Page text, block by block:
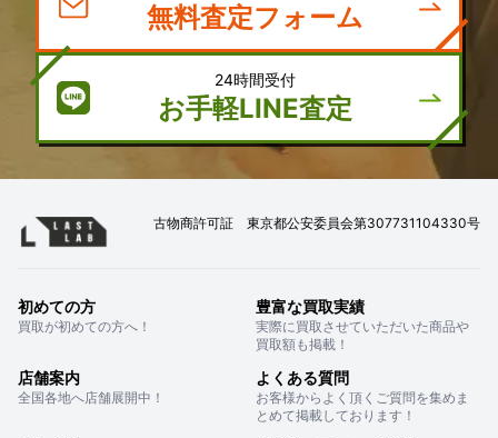
無料査定フォーム
24時間受付
お手軽LINE査定
古物商許可証 東京都公安委員会第307731104330号
初めての方
買取が初めての方へ！
豊富な買取実績
実際に買取させていただいた商品や
買取額も掲載！
店舗案内
全国各地へ店舗展開中！
よくある質問
お客様からよく頂くご質問を集めま
とめて掲載しております！